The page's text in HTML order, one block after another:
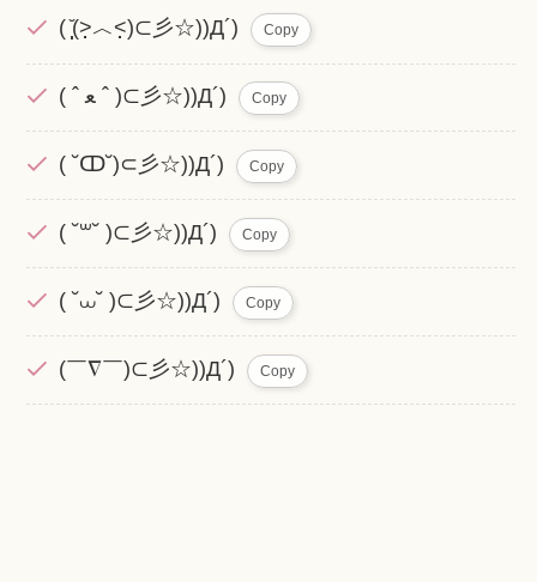
( ̩̩̩̆(˃̣̣̣̣̣̣︿˂̣̣̣̣̣̣)⊂彡☆))Д´) Copy
( ˆ ﻌ ˆ )⊂彡☆))Д´) Copy
( ˘ↀ˘)⊂彡☆))Д´) Copy
( ˘꒳˘ )⊂彡☆))Д´) Copy
( ˘⩊˘ )⊂彡☆))Д´) Copy
(￣∇￣)⊂彡☆))Д´) Copy